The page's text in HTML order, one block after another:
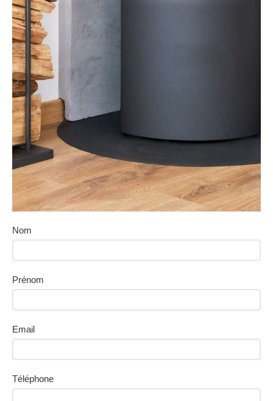
Nom
Prénom
Email
Téléphone